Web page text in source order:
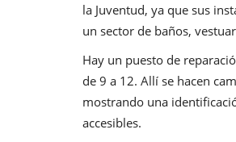
la Juventud, ya que sus
un sector de baños,
Hay un puesto de
de 9 a 12. Allí se hacen
mostrando una
accesibles.